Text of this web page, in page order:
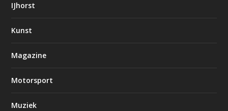
IJhorst
Kunst
Magazine
Motorsport
Muziek